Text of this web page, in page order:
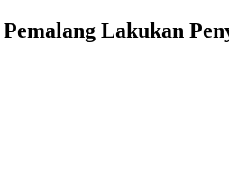
Lakukan